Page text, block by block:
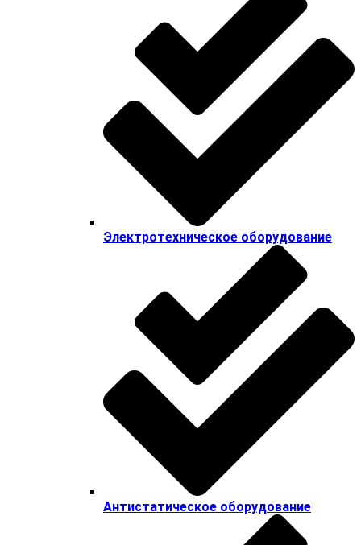
Электротехническое оборудование
Антистатическое оборудование